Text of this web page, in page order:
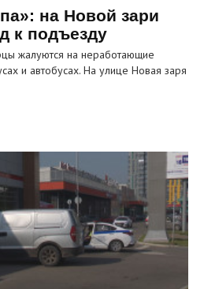
на Новой зари
к подъезду
жалуются на неработающие
и автобусах. На улице Новая заря